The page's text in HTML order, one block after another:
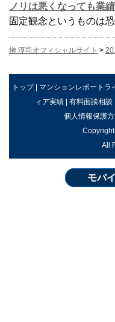
ノリは悪くなっても業
固定観念というものは
榊 淳司オフィシャルサイト >
トップ| マンションレポートラ
ィア実績| 有料面談相談
個人情報保護
All
モバ